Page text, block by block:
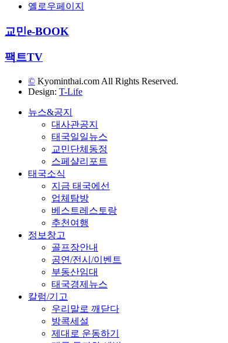
옐로우페이지
교민e-BOOK
팩트TV
© Kyominthai.com All Rights Reserved.
Design: T-Life
뉴스&공지
대사관공지
태국일일뉴스
교민단체동정
스페샬리포트
태국소식
지금 태국에선
업체탐방
베스트레스토랑
추천여행
정보창고
골프장안내
공연/전시/이벤트
부동산임대
태국경제뉴스
칼럼/기고
우리말로 깨닫다
방콕세설
제대로 운동하기